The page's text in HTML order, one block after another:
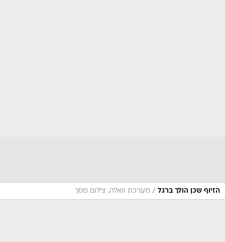
הזיוף שכן הולך ברגל / מערכת וואלה, צילום מסך